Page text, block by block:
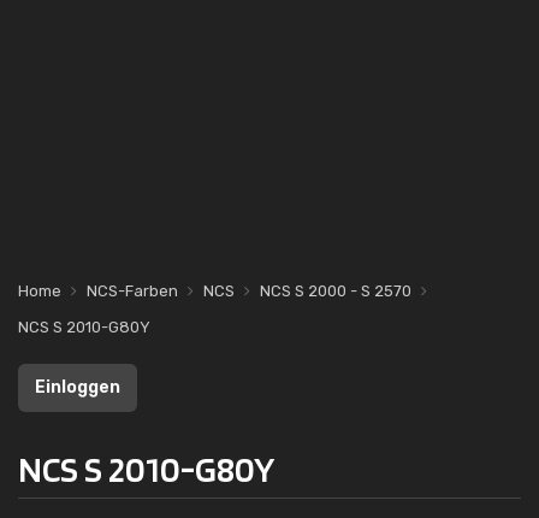
Home NCS-Farben NCS
NCS S 2000 - S 2570
NCS S 2010-G80Y
Einloggen
NCS S 2010-G80Y